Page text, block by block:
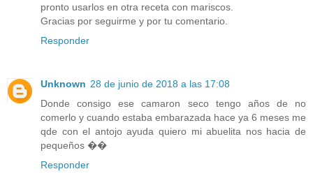
pronto usarlos en otra receta con mariscos.
Gracias por seguirme y por tu comentario.
Responder
Unknown 28 de junio de 2018 a las 17:08
Donde consigo ese camaron seco tengo años de no
comerlo y cuando estaba embarazada hace ya 6 meses me
qde con el antojo ayuda quiero mi abuelita nos hacia de
pequeños ��
Responder